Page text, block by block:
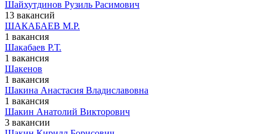
Шайхутдинов Рузиль Расимович
13 вакансий
ШАКАБАЕВ М.Р.
1 вакансия
Шакабаев Р.Т.
1 вакансия
Шакенов
1 вакансия
Шакина Анастасия Владиславовна
1 вакансия
Шакин Анатолий Викторович
3 вакансии